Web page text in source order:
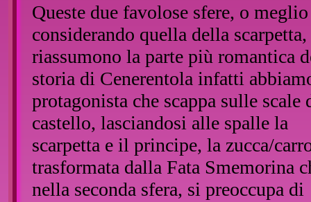
Queste due favolose sfere, o
considerando quella della scarpetta,
riassumono la parte più romantica
storia di Cenerentola infatti
protagonista che scappa sulle scale
castello, lasciandosi alle spalle la
scarpetta e il principe, la zucca/
trasformata dalla Fata Smemorina
nella seconda sfera, si preoccupa di